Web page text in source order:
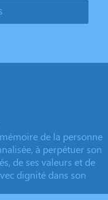
de la personne
à perpétuer son
de ses valeurs et de
dignité dans son